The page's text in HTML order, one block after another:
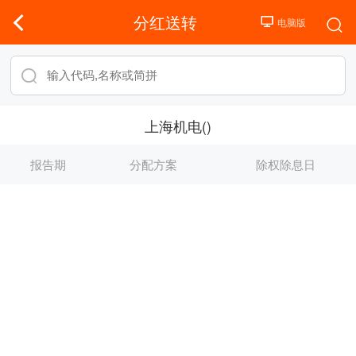
分红送转
上海机电()
报告期 分配方案 除权除息日